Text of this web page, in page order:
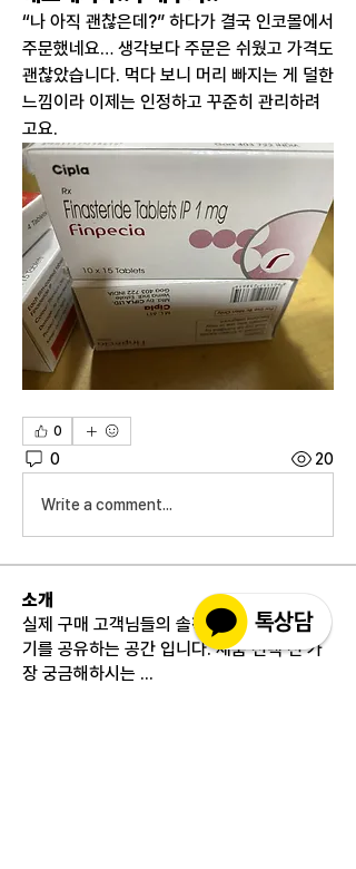
“나 아직 괜찮은데?” 하다가 결국 인코몰에서
주문했네요… 생각보다 주문은 쉬웠고 가격도
괜찮았습니다. 먹다 보니 머리 빠지는 게 덜한
느낌이라 이제는 인정하고 꾸준히 관리하려
고요.
0
0 20
Write a comment...
소개
실제 구매 고객님들의 솔직한 경험과 사용 후
기를 공유하는 공간 입니다. 제품 선택 전 가
장 궁금해하시는 ...